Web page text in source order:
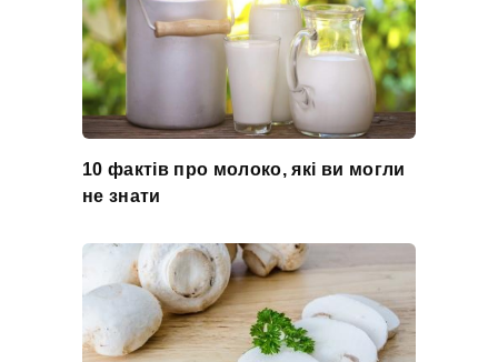
10 фактів про молоко, які ви могли
не знати